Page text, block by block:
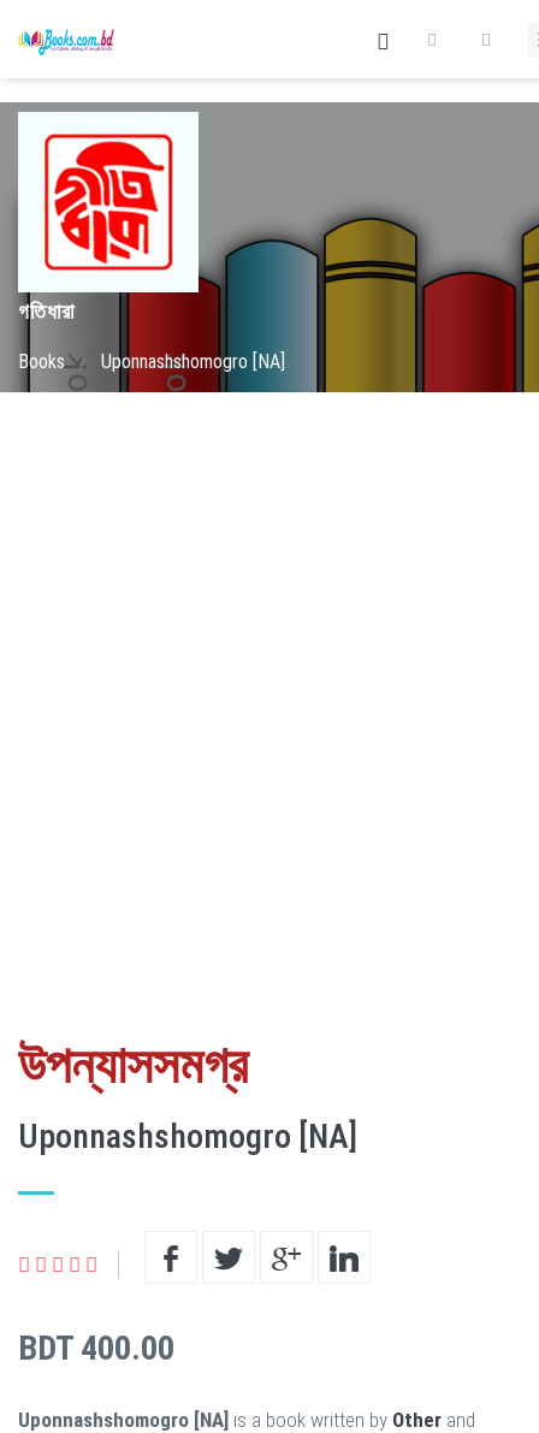
গতিধারা
Books / Uponnashshomogro [NA]
উপন্যাসসমগ্র
Uponnashshomogro [NA]
BDT 400.00
Uponnashshomogro [NA] is a book written by Other and